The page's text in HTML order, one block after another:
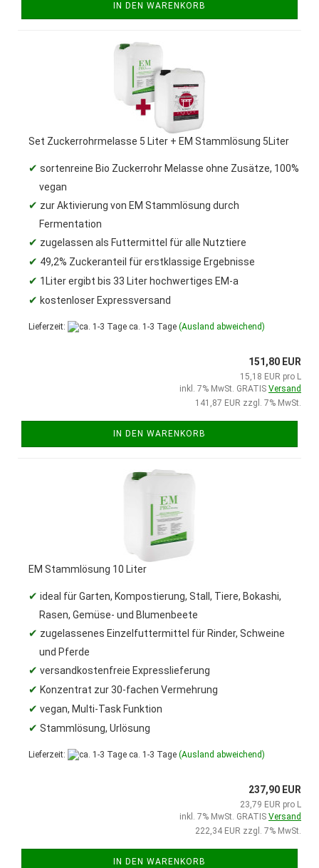
IN DEN WARENKORB
Set Zuckerrohrmelasse 5 Liter + EM Stammlösung 5Liter
✔ sortenreine Bio Zuckerrohr Melasse ohne Zusätze, 100%
vegan
✔ zur Aktivierung von EM Stammlösung durch
Fermentation
✔ zugelassen als Futtermittel für alle Nutztiere
✔ 49,2% Zuckeranteil für erstklassige Ergebnisse
✔ 1Liter ergibt bis 33 Liter hochwertiges EM-a
✔ kostenloser Expressversand
Lieferzeit: ca. 1-3 Tage (Ausland abweichend)
151,80 EUR
15,18 EUR pro L
inkl. 7% MwSt. GRATIS Versand
141,87 EUR zzgl. 7% MwSt.
IN DEN WARENKORB
EM Stammlösung 10 Liter
✔ ideal für Garten, Kompostierung, Stall, Tiere, Bokashi,
Rasen, Gemüse- und Blumenbeete
✔ zugelassenes Einzelfuttermittel für Rinder, Schweine
und Pferde
✔ versandkostenfreie Expresslieferung
✔ Konzentrat zur 30-fachen Vermehrung
✔ vegan, Multi-Task Funktion
✔ Stammlösung, Urlösung
Lieferzeit: ca. 1-3 Tage (Ausland abweichend)
237,90 EUR
23,79 EUR pro L
inkl. 7% MwSt. GRATIS Versand
222,34 EUR zzgl. 7% MwSt.
IN DEN WARENKORB